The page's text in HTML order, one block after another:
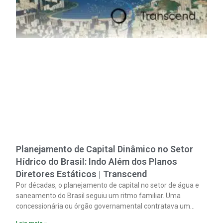
Planejamento de Capital Dinâmico no Setor
Hídrico do Brasil: Indo Além dos Planos
Diretores Estáticos | Transcend
Por décadas, o planejamento de capital no setor de água e
saneamento do Brasil seguiu um ritmo familiar. Uma
concessionária ou órgão governamental contratava um